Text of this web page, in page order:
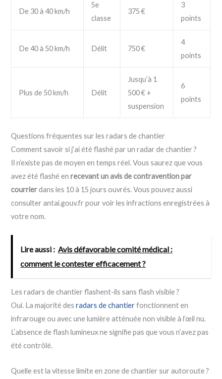
De 30 à 40 km/h
5e
classe
375 €
3
points
De 40 à 50 km/h Délit 750 €
4
points
Plus de 50 km/h Délit
Jusqu’à 1
500 € +
suspension
6
points
Questions fréquentes sur les radars de chantier
Comment savoir si j’ai été flashé par un radar de chantier ?
Il n’existe pas de moyen en temps réel. Vous saurez que vous
avez été flashé enrecevant un avis de contravention par
courrierdans les 10 à 15 jours ouvrés. Vous pouvez aussi
consulter antai.gouv.fr pour voir les infractions enregistrées à
votre nom.
Lire aussi : Avis défavorable comité médical :
comment le contester efficacement ?
Les radars de chantier flashent-ils sans flash visible ?
Oui. La majorité desradars de chantierfonctionnent en
infrarouge ou avec une lumière atténuée non visible à l’œil nu.
L’absence de flash lumineux ne signifie pas que vous n’avez pas
été contrôlé.
Quelle est la vitesse limite en zone de chantier sur autoroute ?